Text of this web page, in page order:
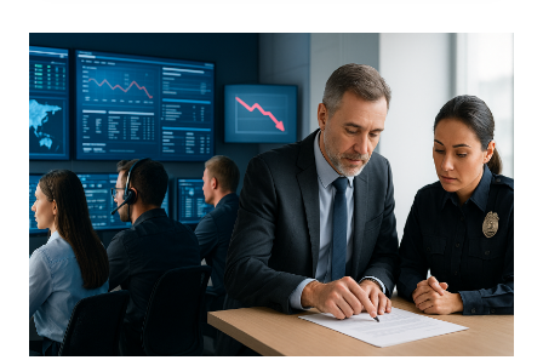
ICS/OT
SECURITY
2025”:
LO
QUE
DE
VERDAD
IMPORTA
PROTEGER
OPERACIONES